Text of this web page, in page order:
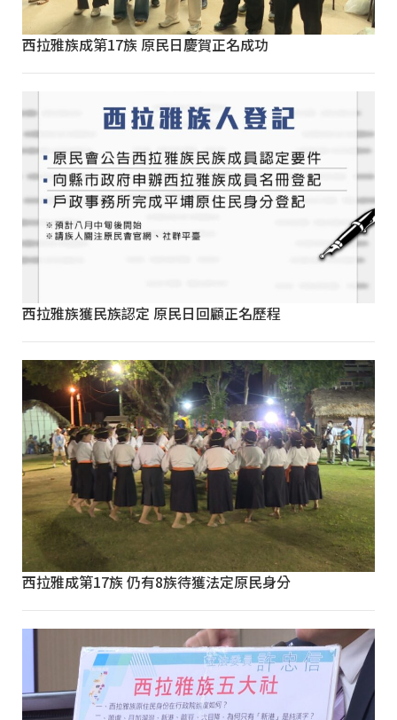
西拉雅族成第17族 原民日慶賀正名成功
西拉雅族獲民族認定 原民日回顧正名歷程
西拉雅成第17族 仍有8族待獲法定原民身分